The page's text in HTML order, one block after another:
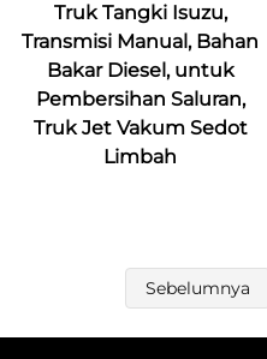
Truk Tangki Isuzu,
Transmisi Manual, Bahan
Bakar Diesel, untuk
Pembersihan Saluran,
Truk Jet Vakum Sedot
Limbah
Sebelumnya